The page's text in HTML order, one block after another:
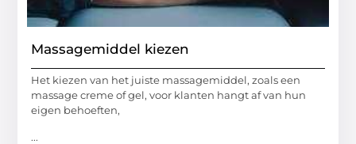
Massagemiddel kiezen
Het kiezen van het juiste massagemiddel, zoals een
massage creme of gel, voor klanten hangt af van hun
eigen behoeften,
...